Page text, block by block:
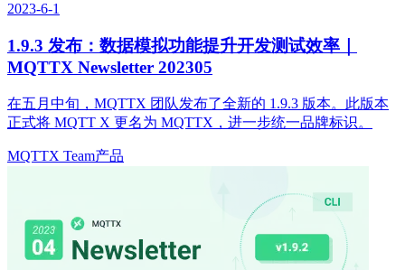
2023-6-1
1.9.3 发布：数据模拟功能提升开发测试效率｜
MQTTX Newsletter 202305
在五月中旬，MQTTX 团队发布了全新的 1.9.3 版本。此版本
正式将 MQTT X 更名为 MQTTX，进一步统一品牌标识。
MQTTX Team产品